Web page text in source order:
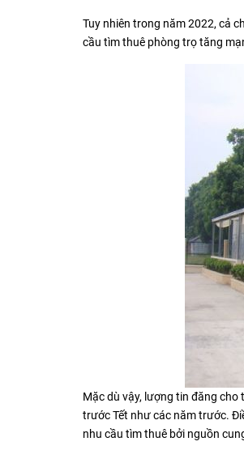
Tuy nhiên trong năm 2022, cả
cầu tìm thuê phòng trọ tăng
Mặc dù vậy, lượng tin đăng
trước Tết như các năm trước.
nhu cầu tìm thuê bởi nguồn